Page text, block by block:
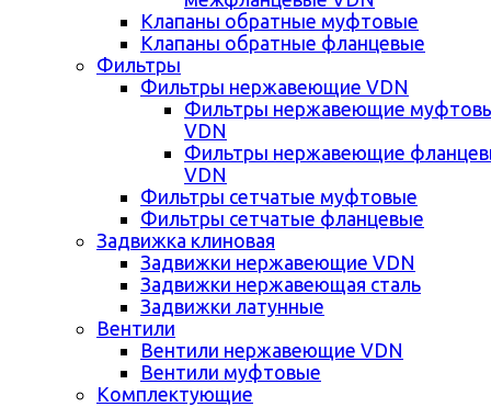
Клапаны обратные муфтовые
Клапаны обратные фланцевые
Фильтры
Фильтры нержавеющие VDN
Фильтры нержавеющие
VDN
Фильтры нержавеющие
VDN
Фильтры сетчатые муфтовые
Фильтры сетчатые фланцевые
Задвижка клиновая
Задвижки нержавеющие VDN
Задвижки нержавеющая сталь
Задвижки латунные
Вентили
Вентили нержавеющие VDN
Вентили муфтовые
Комплектующие